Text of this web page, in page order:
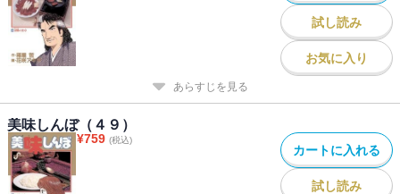
試し読み
お気に入り
あらすじを見る
美味しんぼ（４９）
¥759 (税込)
カートに入れる
試し読み